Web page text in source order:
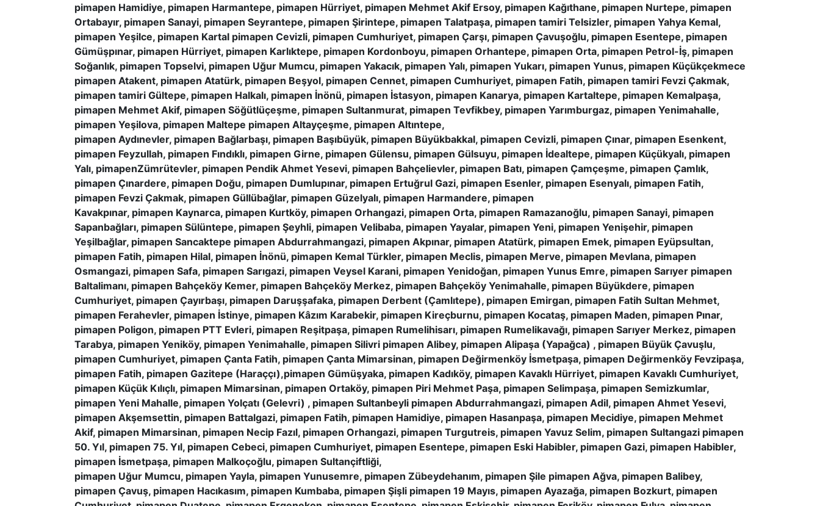
pimapen Hamidiye, pimapen Harmantepe, pimapen Hürriyet, pimapen Mehmet Akif Ersoy, pimapen Kağıthane, pimapen Nurtepe, pimapen
Ortabayır, pimapen Sanayi, pimapen Seyrantepe, pimapen Şirintepe, pimapen Talatpaşa, pimapen tamiri Telsizler, pimapen Yahya Kemal,
pimapen Yeşilce, pimapen Kartal pimapen Cevizli, pimapen Cumhuriyet, pimapen Çarşı, pimapen Çavuşoğlu, pimapen Esentepe, pimapen
Gümüşpınar, pimapen Hürriyet, pimapen Karlıktepe, pimapen Kordonboyu, pimapen Orhantepe, pimapen Orta, pimapen Petrol-İş, pimapen
Soğanlık, pimapen Topselvi, pimapen Uğur Mumcu, pimapen Yakacık, pimapen Yalı, pimapen Yukarı, pimapen Yunus, pimapen Küçükçekmece
pimapen Atakent, pimapen Atatürk, pimapen Beşyol, pimapen Cennet, pimapen Cumhuriyet, pimapen Fatih, pimapen tamiri Fevzi Çakmak,
pimapen tamiri Gültepe, pimapen Halkalı, pimapen İnönü, pimapen İstasyon, pimapen Kanarya, pimapen Kartaltepe, pimapen Kemalpaşa,
pimapen Mehmet Akif, pimapen Söğütlüçeşme, pimapen Sultanmurat, pimapen Tevfikbey, pimapen Yarımburgaz, pimapen Yenimahalle,
pimapen Yeşilova, pimapen Maltepe pimapen Altayçeşme, pimapen Altıntepe,
pimapen Aydınevler, pimapen Bağlarbaşı, pimapen Başıbüyük, pimapen Büyükbakkal, pimapen Cevizli, pimapen Çınar, pimapen Esenkent,
pimapen Feyzullah, pimapen Fındıklı, pimapen Girne, pimapen Gülensu, pimapen Gülsuyu, pimapen İdealtepe, pimapen Küçükyalı, pimapen
Yalı, pimapenZümrütevler, pimapen Pendik Ahmet Yesevi, pimapen Bahçelievler, pimapen Batı, pimapen Çamçeşme, pimapen Çamlık,
pimapen Çınardere, pimapen Doğu, pimapen Dumlupınar, pimapen Ertuğrul Gazi, pimapen Esenler, pimapen Esenyalı, pimapen Fatih,
pimapen Fevzi Çakmak, pimapen Güllübağlar, pimapen Güzelyalı, pimapen Harmandere, pimapen
Kavakpınar, pimapen Kaynarca, pimapen Kurtköy, pimapen Orhangazi, pimapen Orta, pimapen Ramazanoğlu, pimapen Sanayi, pimapen
Sapanbağları, pimapen Sülüntepe, pimapen Şeyhli, pimapen Velibaba, pimapen Yayalar, pimapen Yeni, pimapen Yenişehir, pimapen
Yeşilbağlar, pimapen Sancaktepe pimapen Abdurrahmangazi, pimapen Akpınar, pimapen Atatürk, pimapen Emek, pimapen Eyüpsultan,
pimapen Fatih, pimapen Hilal, pimapen İnönü, pimapen Kemal Türkler, pimapen Meclis, pimapen Merve, pimapen Mevlana, pimapen
Osmangazi, pimapen Safa, pimapen Sarıgazi, pimapen Veysel Karani, pimapen Yenidoğan, pimapen Yunus Emre, pimapen Sarıyer pimapen
Baltalimanı, pimapen Bahçeköy Kemer, pimapen Bahçeköy Merkez, pimapen Bahçeköy Yenimahalle, pimapen Büyükdere, pimapen
Cumhuriyet, pimapen Çayırbaşı, pimapen Daruşşafaka, pimapen Derbent (Çamlıtepe), pimapen Emirgan, pimapen Fatih Sultan Mehmet,
pimapen Ferahevler, pimapen İstinye, pimapen Kâzım Karabekir, pimapen Kireçburnu, pimapen Kocataş, pimapen Maden, pimapen Pınar,
pimapen Poligon, pimapen PTT Evleri, pimapen Reşitpaşa, pimapen Rumelihisarı, pimapen Rumelikavağı, pimapen Sarıyer Merkez, pimapen
Tarabya, pimapen Yeniköy, pimapen Yenimahalle, pimapen Silivri pimapen Alibey, pimapen Alipaşa (Yapağca) , pimapen Büyük Çavuşlu,
pimapen Cumhuriyet, pimapen Çanta Fatih, pimapen Çanta Mimarsinan, pimapen Değirmenköy İsmetpaşa, pimapen Değirmenköy Fevzipaşa,
pimapen Fatih, pimapen Gazitepe (Haraççı),pimapen Gümüşyaka, pimapen Kadıköy, pimapen Kavaklı Hürriyet, pimapen Kavaklı Cumhuriyet,
pimapen Küçük Kılıçlı, pimapen Mimarsinan, pimapen Ortaköy, pimapen Piri Mehmet Paşa, pimapen Selimpaşa, pimapen Semizkumlar,
pimapen Yeni Mahalle, pimapen Yolçatı (Gelevri) , pimapen Sultanbeyli pimapen Abdurrahmangazi, pimapen Adil, pimapen Ahmet Yesevi,
pimapen Akşemsettin, pimapen Battalgazi, pimapen Fatih, pimapen Hamidiye, pimapen Hasanpaşa, pimapen Mecidiye, pimapen Mehmet
Akif, pimapen Mimarsinan, pimapen Necip Fazıl, pimapen Orhangazi, pimapen Turgutreis, pimapen Yavuz Selim, pimapen Sultangazi pimapen
50. Yıl, pimapen 75. Yıl, pimapen Cebeci, pimapen Cumhuriyet, pimapen Esentepe, pimapen Eski Habibler, pimapen Gazi, pimapen Habibler,
pimapen İsmetpaşa, pimapen Malkoçoğlu, pimapen Sultançiftliği,
pimapen Uğur Mumcu, pimapen Yayla, pimapen Yunusemre, pimapen Zübeydehanım, pimapen Şile pimapen Ağva, pimapen Balibey,
pimapen Çavuş, pimapen Hacıkasım, pimapen Kumbaba, pimapen Şişli pimapen 19 Mayıs, pimapen Ayazağa, pimapen Bozkurt, pimapen